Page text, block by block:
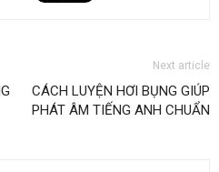
Next article
CÁCH LUYỆN HƠI BỤNG GIÚP
PHÁT ÂM TIẾNG ANH CHUẨN